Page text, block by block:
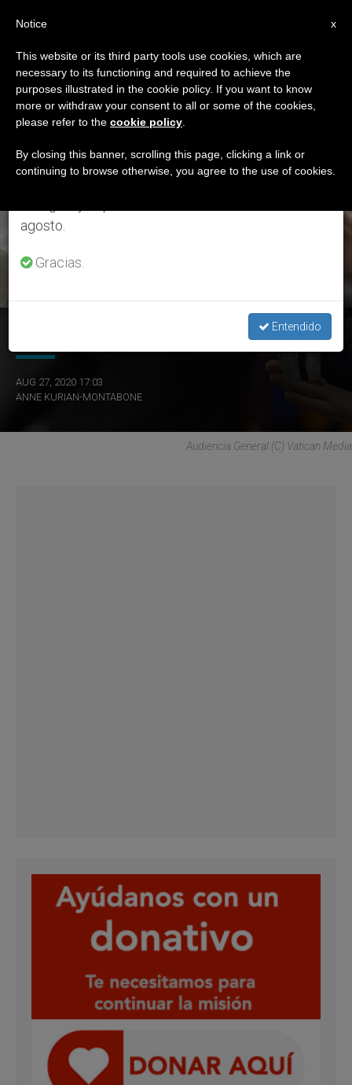
ETIQUETA
Posts Tagged ‘obispo
De Rieti’
ÚLTIMAS NOTICIAS
¿Próxima encíclica del Papa sobre fraternidad?
AUG 27, 2020 17:03
ANNE KURIAN-MONTABONE
Audiencia General (C) Vatican Media
×
Aviso importante
Del 27 de julio al 7 de agosto haremos la pausa
anual, aprovechando que en el periodo de verano
se generan menos informaciones y también el
agosto.
Gracias.
Entendido
x
Notice
This website or its third party tools use cookies, which are
necessary to its functioning and required to achieve the
purposes illustrated in the cookie policy. If you want to know
more or withdraw your consent to all or some of the cookies,
please refer to the cookie policy
By closing this banner, scrolling this page, clicking a link or
continuing to browse otherwise, you agree to the use of cookies.